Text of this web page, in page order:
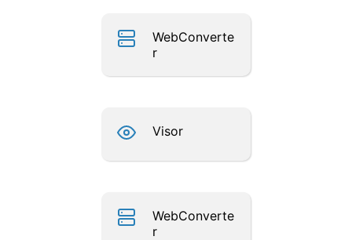
WebConverte
r
Visor
WebConverte
r